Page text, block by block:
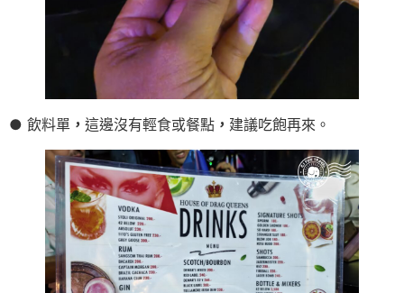
● 飲料單 ， 這邊沒有輕食或餐點 ， 建議吃飽再來。